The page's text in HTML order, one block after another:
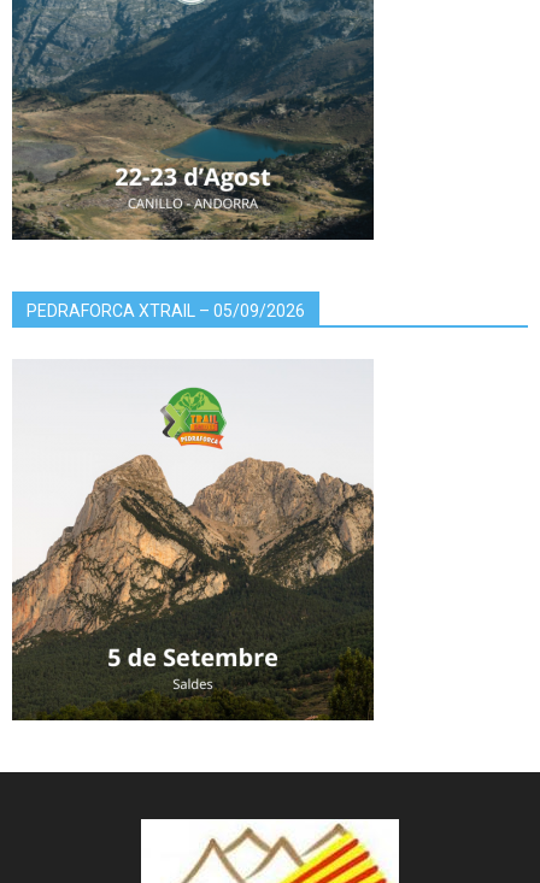
PEDRAFORCA XTRAIL – 05/09/2026